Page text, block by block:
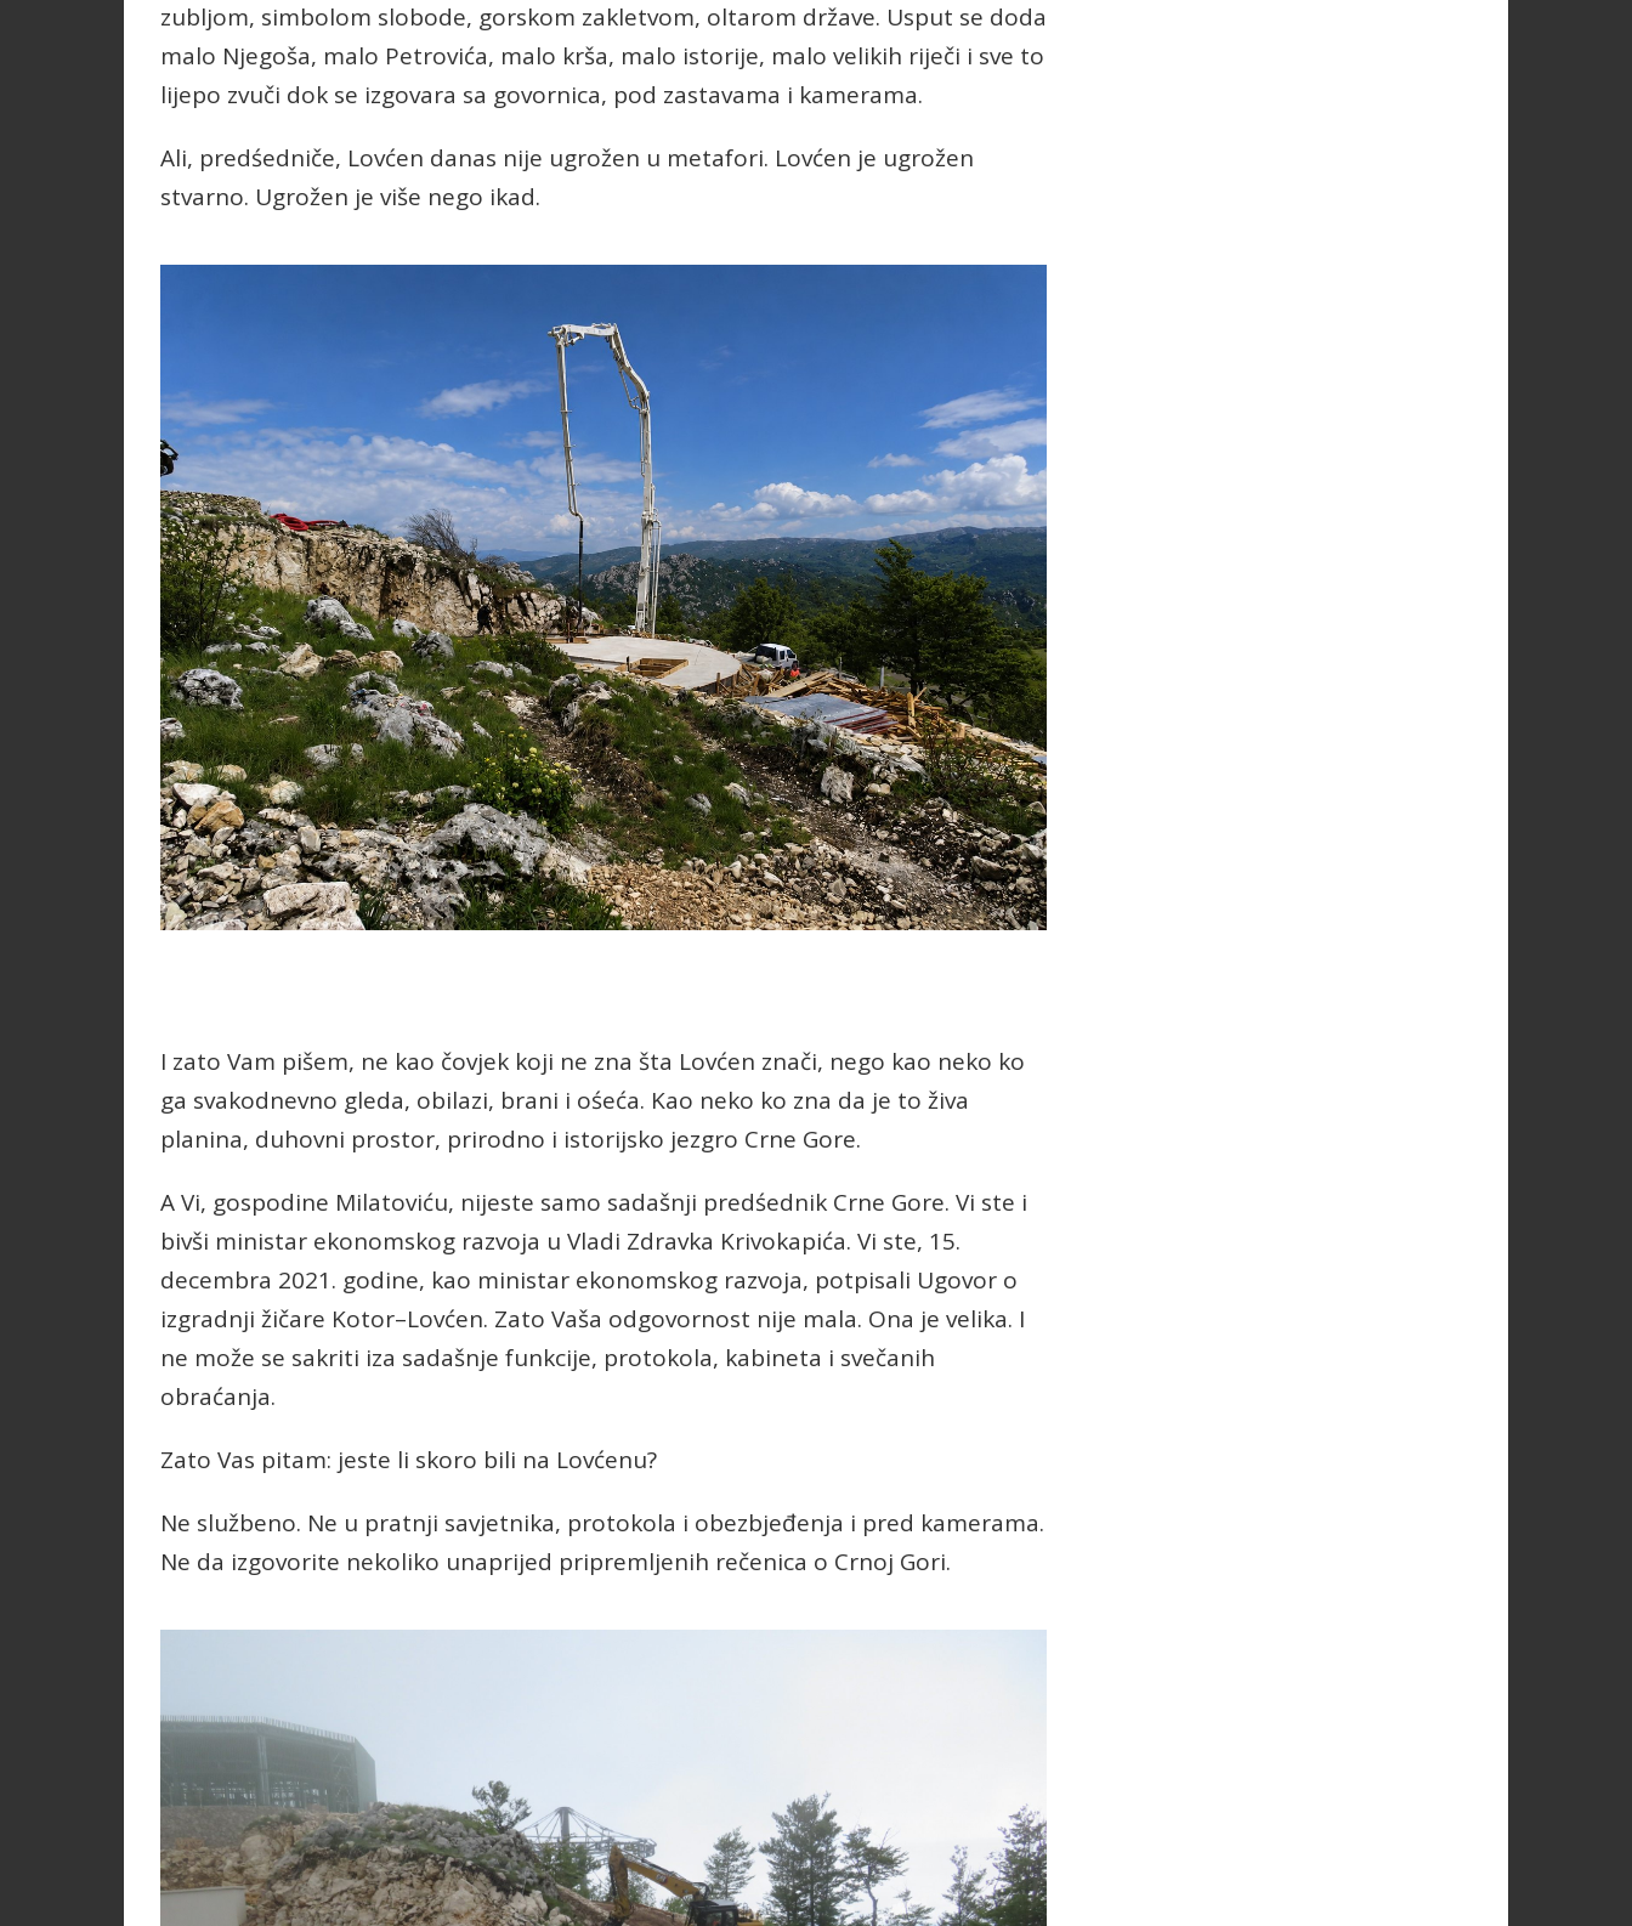
zubljom, simbolom slobode, gorskom zakletvom, oltarom države. Usput se doda
malo Njegoša, malo Petrovića, malo krša, malo istorije, malo velikih riječi i sve to
lijepo zvuči dok se izgovara sa govornica, pod zastavama i kamerama.
Ali, predśedniče, Lovćen danas nije ugrožen u metafori. Lovćen je ugrožen
stvarno. Ugrožen je više nego ikad.
I zato Vam pišem, ne kao čovjek koji ne zna šta Lovćen znači, nego kao neko ko
ga svakodnevno gleda, obilazi, brani i ośeća. Kao neko ko zna da je to živa
planina, duhovni prostor, prirodno i istorijsko jezgro Crne Gore.
A Vi, gospodine Milatoviću, nijeste samo sadašnji predśednik Crne Gore. Vi ste i
bivši ministar ekonomskog razvoja u Vladi Zdravka Krivokapića. Vi ste, 15.
decembra 2021. godine, kao ministar ekonomskog razvoja, potpisali Ugovor o
izgradnji žičare Kotor–Lovćen. Zato Vaša odgovornost nije mala. Ona je velika. I
ne može se sakriti iza sadašnje funkcije, protokola, kabineta i svečanih
obraćanja.
Zato Vas pitam: jeste li skoro bili na Lovćenu?
Ne službeno. Ne u pratnji savjetnika, protokola i obezbjeđenja i pred kamerama.
Ne da izgovorite nekoliko unaprijed pripremljenih rečenica o Crnoj Gori.